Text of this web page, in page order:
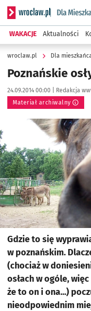
Serwis informacyjny
WAKACJE Aktualności
wroclaw.pl Dla
Poznańskie
Data publikacji:
24.09.2014 00:00 | Autor:
Redakcja
Materiał archiwalny
Kliknij, aby powiększyć
Gdzie to się
w poznańskim.
(chociaż w
osłach w ogóle,
że to on i ona...)
nieodpowiednim